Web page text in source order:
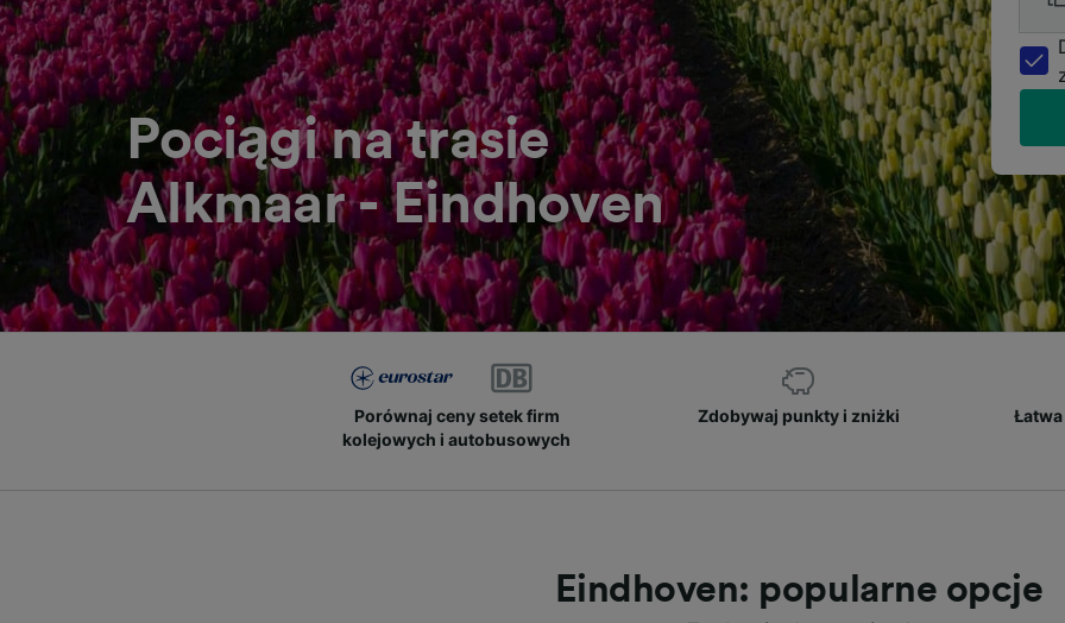
Pociągi na trasie
Alkmaar - Eindhoven
Porównaj ceny setek firm
kolejowych i autobusowych
Zdobywaj punkty i zniżki
Eindhoven: popularne opcje